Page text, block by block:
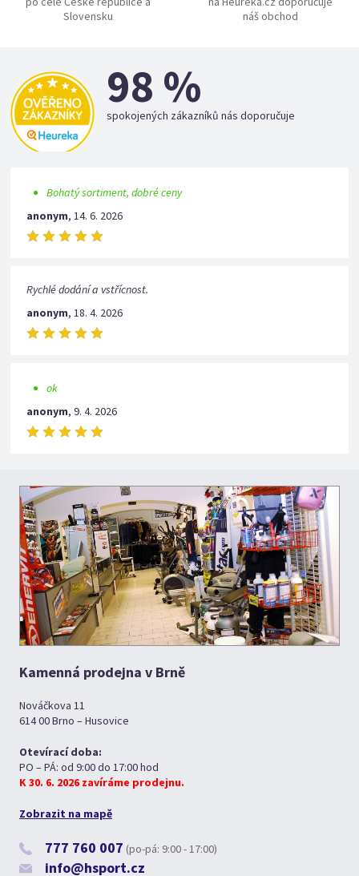
Slovensku
náš obchod
98 %
spokojených zákazníků nás doporučuje
Bohatý sortiment, dobré ceny
anonym,14. 6. 2026
Rychlé dodání a vstřícnost.
anonym,18. 4. 2026
ok
anonym,9. 4. 2026
Kamenná prodejna v Brně
Nováčkova 11
614 00 Brno – Husovice
Otevírací doba:
PO – PÁ: od 9:00 do 17:00 hod
K 30. 6. 2026 zavíráme prodejnu.
Zobrazit na mapě
777 760 007 (po-pá: 9:00 - 17:00)
info@hsport.cz